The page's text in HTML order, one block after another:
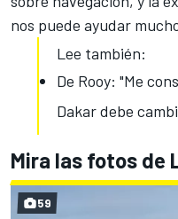
nos puede ayudar
Lee también:
De Rooy: "Me
Dakar debe
Mira las fotos de
59